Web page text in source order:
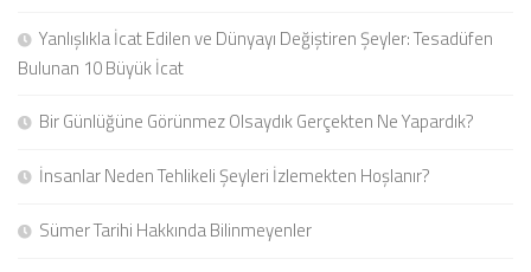
Yanlışlıkla İcat Edilen ve Dünyayı Değiştiren Şeyler: Tesadüfen
Bulunan 10 Büyük İcat
Bir Günlüğüne Görünmez Olsaydık Gerçekten Ne Yapardık?
İnsanlar Neden Tehlikeli Şeyleri İzlemekten Hoşlanır?
Sümer Tarihi Hakkında Bilinmeyenler